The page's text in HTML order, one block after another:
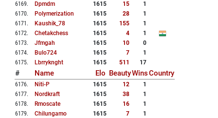
6169. Dpmdm 1615 15
1
6170. Polymerization 1615 28
1
6171 . Kaushik_78 1615 155
1
6172. Chetakchess 1615 4
1
6173. Jfmgah 1615 10
0
6174. Bulo724 1615 7
1
6175. Lbrryknght 1615 511 17
# Name Elo BeautyWinsCountry
6176. Niti-P 1615 12
1
6177. Nordkraft 1615 38
1
6178. Rmoscate 1615 16
1
6179. Chilungamo 1615 7
1